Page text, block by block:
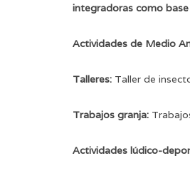
integradoras como
Actividades de Medio
Talleres: Taller de
Trabajos granja:
Actividades lúdico-